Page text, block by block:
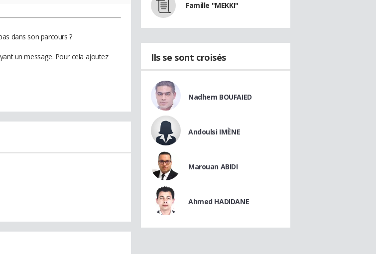
dans son parcours ?
un message. Pour cela ajoutez
Famille "MEKKI"
Ils se sont croisés
Nadhem BOUFAIED
Andoulsi IMÈNE
Marouan ABIDI
Ahmed HADIDANE